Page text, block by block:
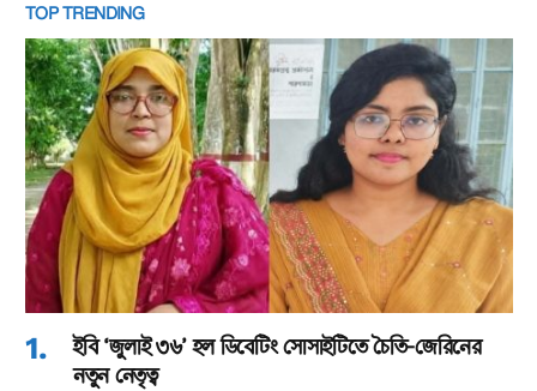
TOP TRENDING
ইবি ‘জুলাই ৩৬’ হল ডিবেটিং সোসাইটিতে চৈতি-জেরিনের
নতুন নেতৃত্ব